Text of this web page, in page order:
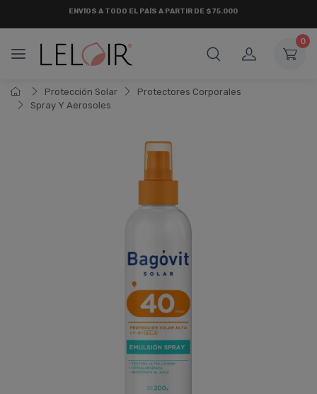
¡ HASTA 6 CUOTAS SIN INTERÉSY 18 CUOTAS FIJAS !
0
Protección Solar
Protectores Corporales
Spray Y Aerosoles